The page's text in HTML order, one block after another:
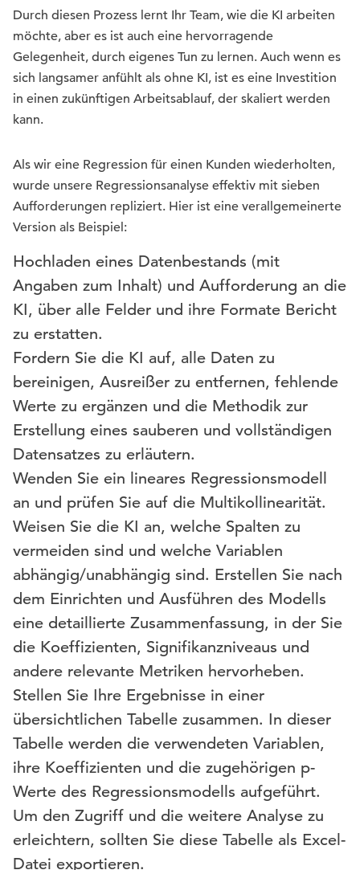
Durch diesen Prozess lernt Ihr Team, wie die KI arbeiten
möchte, aber es ist auch eine hervorragende
Gelegenheit, durch eigenes Tun zu lernen. Auch wenn es
sich langsamer anfühlt als ohne KI, ist es eine Investition
in einen zukünftigen Arbeitsablauf, der skaliert werden
kann.
Als wir eine Regression für einen Kunden wiederholten,
wurde unsere Regressionsanalyse effektiv mit sieben
Aufforderungen repliziert. Hier ist eine verallgemeinerte
Version als Beispiel:
Hochladen eines Datenbestands (mit
Angaben zum Inhalt) und Aufforderung an die
KI, über alle Felder und ihre Formate Bericht
zu erstatten.
Fordern Sie die KI auf, alle Daten zu
bereinigen, Ausreißer zu entfernen, fehlende
Werte zu ergänzen und die Methodik zur
Erstellung eines sauberen und vollständigen
Datensatzes zu erläutern.
Wenden Sie ein lineares Regressionsmodell
an und prüfen Sie auf die Multikollinearität.
Weisen Sie die KI an, welche Spalten zu
vermeiden sind und welche Variablen
abhängig/unabhängig sind. Erstellen Sie nach
dem Einrichten und Ausführen des Modells
eine detaillierte Zusammenfassung, in der Sie
die Koeffizienten, Signifikanzniveaus und
andere relevante Metriken hervorheben.
Stellen Sie Ihre Ergebnisse in einer
übersichtlichen Tabelle zusammen. In dieser
Tabelle werden die verwendeten Variablen,
ihre Koeffizienten und die zugehörigen p-
Werte des Regressionsmodells aufgeführt.
Um den Zugriff und die weitere Analyse zu
erleichtern, sollten Sie diese Tabelle als Excel-
Datei exportieren.